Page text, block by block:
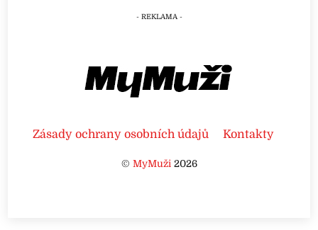
Zásady ochrany osobních údajů Kontakty
© MyMuži 2026